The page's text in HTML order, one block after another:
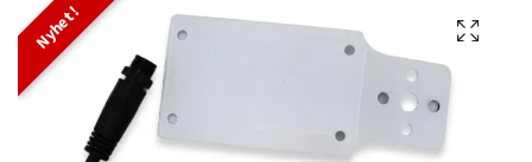
Nyhet!